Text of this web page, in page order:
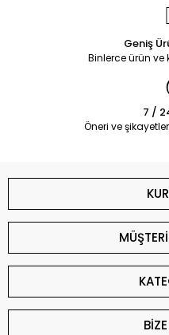
Geniş
Binlerce ürün
7 /
Öneri ve